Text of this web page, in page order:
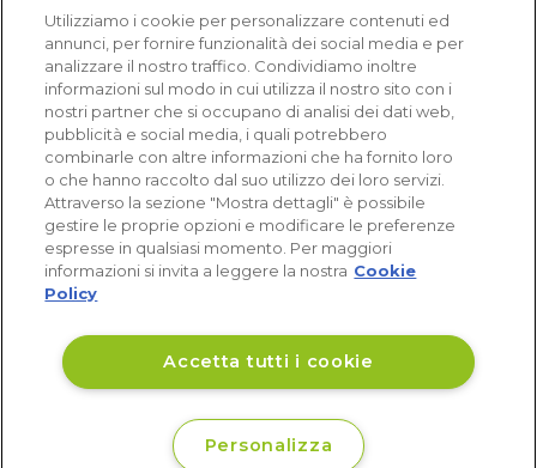
Acquisti verificati
Utilizziamo i cookie per personalizzare contenuti ed
annunci, per fornire funzionalità dei social media e per
analizzare il nostro traffico. Condividiamo inoltre
informazioni sul modo in cui utilizza il nostro sito con i
nostri partner che si occupano di analisi dei dati web,
pubblicità e social media, i quali potrebbero
combinarle con altre informazioni che ha fornito loro
o che hanno raccolto dal suo utilizzo dei loro servizi.
Attraverso la sezione "Mostra dettagli" è possibile
gestire le proprie opzioni e modificare le preferenze
espresse in qualsiasi momento. Per maggiori
informazioni si invita a leggere la nostra Cookie
Policy
Accetta tutti i cookie
Personalizza